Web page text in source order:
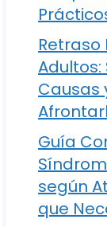
Causas
Guía
según
que